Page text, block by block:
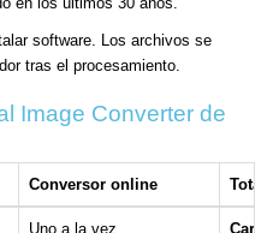
software. Los archivos se
tras el procesamiento.
Image Converter de
Conversor online Total
Uno a la vez